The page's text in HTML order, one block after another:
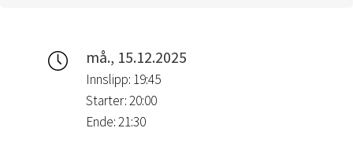
må., 15.12.2025
Innslipp: 19:45
Starter: 20:00
Ende: 21:30